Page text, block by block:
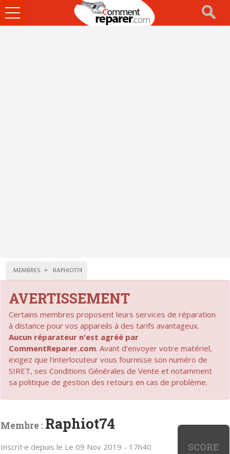
Ouvrir
le
MEMBRES RAPHIOT74
AVERTISSEMENT
Certains membres proposent leurs services de réparation
à distance pour vos appareils à des tarifs avantageux.
Aucun réparateur n'est agréé par
CommentReparer.com. Avant d'envoyer votre matériel,
exigez que l'interlocuteur vous fournisse son numéro de
SIRET, ses Conditions Générales de Vente et notamment
sa politique de gestion des retours en cas de problème.
SCORE
Membre : Raphiot74
Inscrit·e depuis le Le 09 Nov 2019 - 17h40